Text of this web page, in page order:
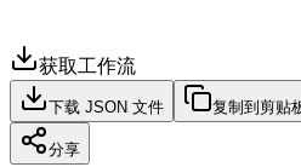
获取工作流
下载 JSON 文件 复制到剪贴
分享